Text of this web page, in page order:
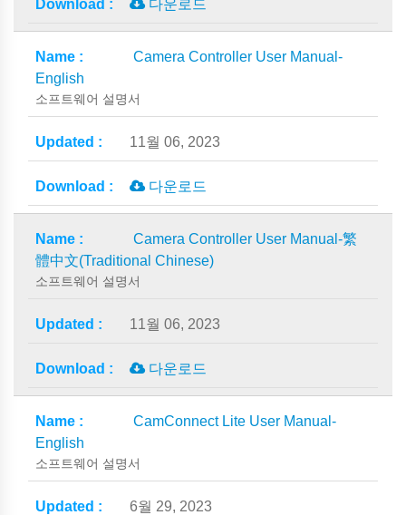
다운로드
Camera Controller User Manual-
English
소프트웨어 설명서
11월 06, 2023
다운로드
Camera Controller User Manual-繁
體中文(Traditional Chinese)
소프트웨어 설명서
11월 06, 2023
다운로드
CamConnect Lite User Manual-
English
소프트웨어 설명서
6월 29, 2023